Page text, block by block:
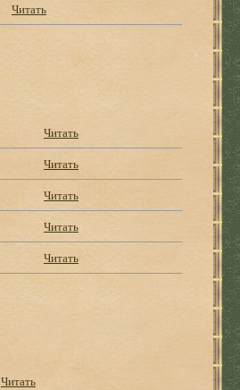
Читать
Читать
Читать
Читать
Читать
Читать
Читать